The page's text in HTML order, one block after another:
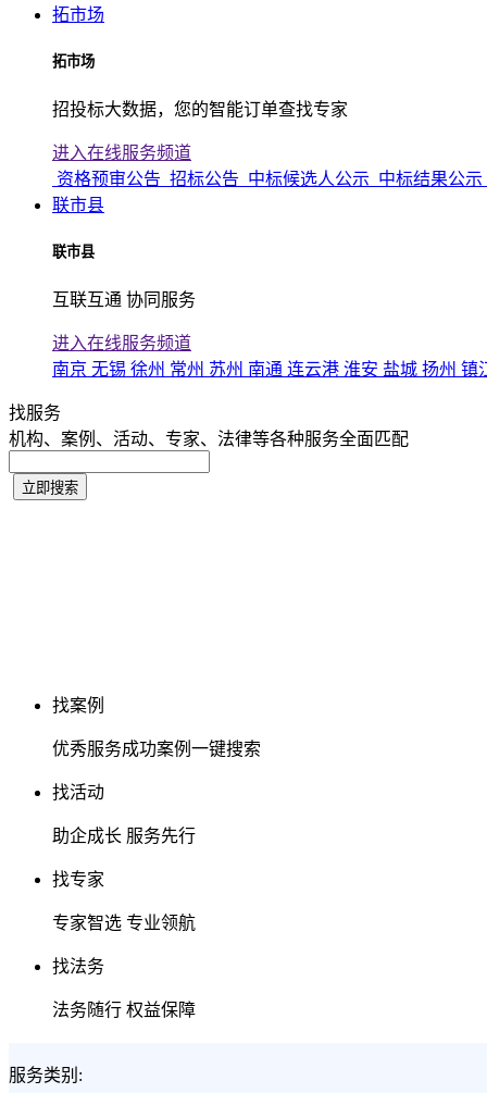
拓市场
拓市场
招投标大数据，您的智能订单查找专家
进入在线服务频道
资格预审公告 招标公告 中标候选人公示 中标结果公示
联市县
联市县
互联互通 协同服务
进入在线服务频道
南京 无锡 徐州 常州 苏州 南通 连云港 淮安 盐城 扬州 镇
找服务
机构、案例、活动、专家、法律等各种服务全面匹配
找案例
优秀服务成功案例一键搜索
找活动
助企成长 服务先行
找专家
专家智选 专业领航
找法务
法务随行 权益保障
服务类别: